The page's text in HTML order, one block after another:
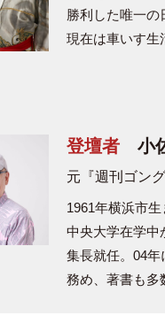
勝利した唯一の
現在は車いす生
登壇者 小
元『週刊ゴン
1961年横浜市
中央大学在学中
集長就任。04
務め、著書も多